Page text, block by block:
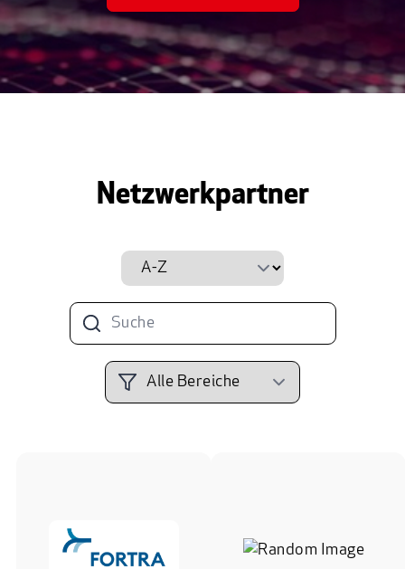
S4L-Fan und Partner beim HTGF
BM H Beteiligungs-
Managementgesellschaft Hessen mbH
Netzwerkpartner